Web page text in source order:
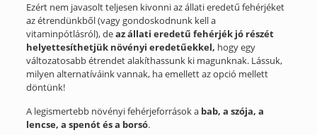
Ezért nem javasolt teljesen kivonni az állati eredetű fehérjéket
az étrendünkből (vagy gondoskodnunk kell a
vitaminpótlásról), deaz állati eredetű fehérjék jó részét
helyettesíthetjük növényi eredetűekkel, hogy egy
változatosabb étrendet alakíthassunk ki magunknak. Lássuk,
milyen alternatíváink vannak, ha emellett az opció mellett
döntünk!
A legismertebb növényi fehérjeforrások a bab, a szója, a
lencse, a spenót és a borsó.